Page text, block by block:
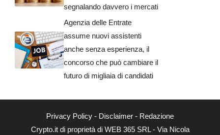
segnalando davvero i mercati
Agenzia delle Entrate
assume nuovi assistenti
anche senza esperienza, il
concorso che può cambiare il
futuro di migliaia di candidati
Privacy Policy - Disclaimer - Redazione
Crypto.it di proprietà di WEB 365 SRL - Via Nicola